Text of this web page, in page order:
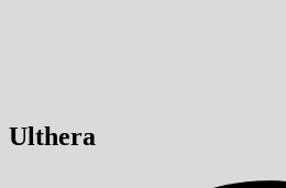
Ulthera